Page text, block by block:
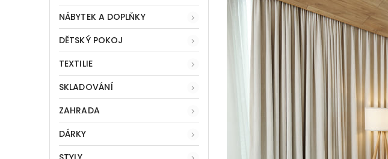
NÁBYTEK A DOPLŇKY
DĚTSKÝ POKOJ
TEXTILIE
SKLADOVÁNÍ
ZAHRADA
DÁRKY